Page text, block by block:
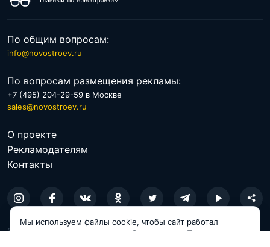
По общим вопросам:
info@novostroev.ru
По вопросам размещения рекламы:
+7 (495) 204-29-59 в Москве
sales@novostroev.ru
О проекте
Рекламодателям
Контакты
© 2026 NOVOSTROEV.RU
Мы используем файлы cookie, чтобы сайт работал
корректно и становился удобнее для вас. Продолжая